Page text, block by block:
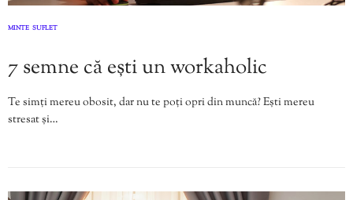
MINTE SUFLET
7 semne că ești un workaholic
Te simți mereu obosit, dar nu te poți opri din muncă? Ești mereu
stresat și…